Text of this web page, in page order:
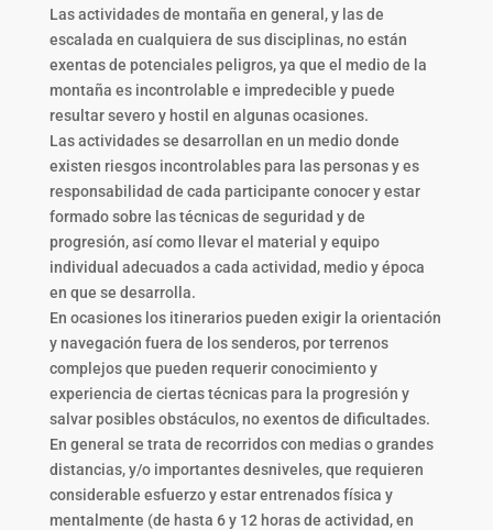
Las actividades de montaña en general, y las de
escalada en cualquiera de sus disciplinas, no están
exentas de potenciales peligros, ya que el medio de la
montaña es incontrolable e impredecible y puede
resultar severo y hostil en algunas ocasiones.
Las actividades se desarrollan en un medio donde
existen riesgos incontrolables para las personas y es
responsabilidad de cada participante conocer y estar
formado sobre las técnicas de seguridad y de
progresión, así como llevar el material y equipo
individual adecuados a cada actividad, medio y época
en que se desarrolla.
En ocasiones los itinerarios pueden exigir la orientación
y navegación fuera de los senderos, por terrenos
complejos que pueden requerir conocimiento y
experiencia de ciertas técnicas para la progresión y
salvar posibles obstáculos, no exentos de dificultades.
En general se trata de recorridos con medias o grandes
distancias, y/o importantes desniveles, que requieren
considerable esfuerzo y estar entrenados física y
mentalmente (de hasta 6 y 12 horas de actividad, en